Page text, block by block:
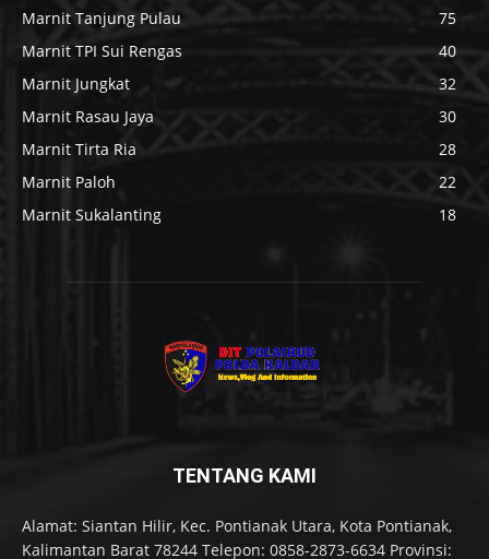
Marnit Tanjung Pulau
75
Marnit TPI Sui Rengas
40
Marnit Jungkat
32
Marnit Rasau Jaya
30
Marnit Tirta Ria
28
Marnit Paloh
22
Marnit Sukalanting
18
TENTANG KAMI
Alamat: Siantan Hilir, Kec. Pontianak Utara, Kota Pontianak,
Kalimantan Barat 78244 Telepon: 0858-2873-6634 Provinsi: